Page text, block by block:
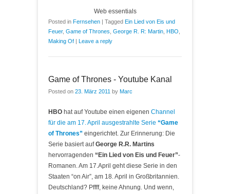
Web essentials
Posted in Fernsehen | Tagged Ein Lied von Eis und
Feuer, Game of Thrones George R. R: Martin HBO
Making Of | Leave a reply
Game of Thrones - Youtube Kanal
Posted on 23. März 2011 by Marc
HBO hat auf Youtube einen eigenen Channel
für die am 17. April ausgestrahlte Serie “Game
of Thrones” eingerichtet. Zur Erinnerung: Die
Serie basiert aufGeorge R.R. Martins
hervorragenden “Ein Lied von Eis und Feuer”-
Romanen. Am 17.April geht diese Serie in den
Staaten “on Air”, am 18. April in Großbritannien.
Deutschland? Pffff, keine Ahnung. Und wenn,